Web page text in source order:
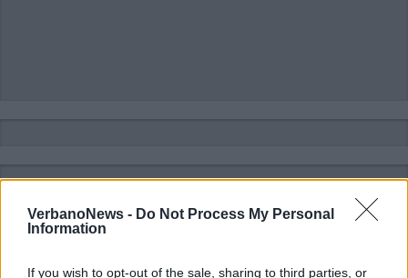
VerbanoNews - Do Not Process My Personal
Information
If you wish to opt-out of the sale, sharing to third parties, or